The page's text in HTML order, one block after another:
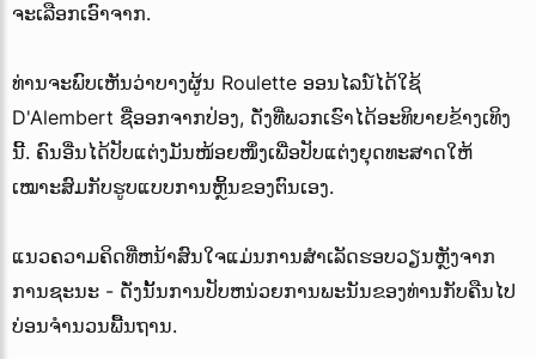
ຈະເລືອກເອົາຈາກ.
ທ່ານຈະພົບເຫັນວ່າບາງຜູ້ນ Roulette ອອນໄລນ໌ໄດ້ໃຊ້
D'Alembert ຊື່ອອກຈາກປ່ອງ, ດັ່ງທີ່ພວກເຮົາໄດ້ອະທິບາຍຂ້າງເທິງ
ນີ້. ຄົນອື່ນໄດ້ປັບແຕ່ງມັນໜ້ອຍໜຶ່ງເພື່ອປັບແຕ່ງຍຸດທະສາດໃຫ້
ເໝາະສົມກັບຮູບແບບການຫຼິ້ນຂອງຕົນເອງ.
ແນວຄວາມຄິດທີ່ຫນ້າສົນໃຈແມ່ນການສໍາເລັດຮອບວຽນຫຼັງຈາກ
ການຊະນະ - ດັ່ງນັ້ນການປັບຫນ່ວຍການພະນັນຂອງທ່ານກັບຄືນໄປ
ບ່ອນຈໍານວນພື້ນຖານ.